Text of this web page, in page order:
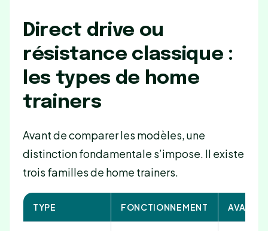
Direct drive ou
résistance classique :
les types de home
trainers
Avant de comparer les modèles, une
distinction fondamentale s’impose. Il existe
trois familles de home trainers.
TYPE FONCTIONNEMENT